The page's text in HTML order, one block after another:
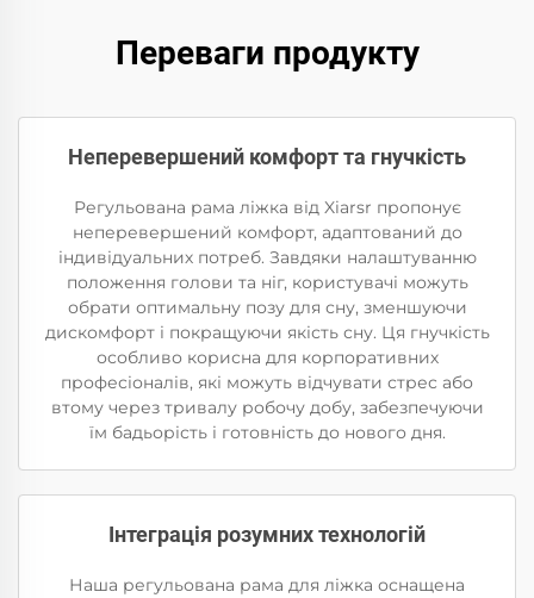
Переваги продукту
Неперевершений комфорт та гнучкість
Регульована рама ліжка від Xiarsr пропонує
неперевершений комфорт, адаптований до
індивідуальних потреб. Завдяки налаштуванню
положення голови та ніг, користувачі можуть
обрати оптимальну позу для сну, зменшуючи
дискомфорт і покращуючи якість сну. Ця гнучкість
особливо корисна для корпоративних
професіоналів, які можуть відчувати стрес або
втому через тривалу робочу добу, забезпечуючи
їм бадьорість і готовність до нового дня.
Інтеграція розумних технологій
Наша регульована рама для ліжка оснащена